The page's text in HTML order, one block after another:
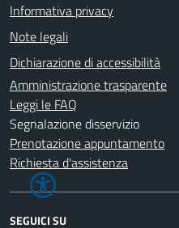
Informativa privacy
Note legali
Dichiarazione di accessibilità
Amministrazione trasparente
Leggi le FAQ
Segnalazione disservizio
Prenotazione appuntamento
Richiesta d'assistenza
SEGUICI SU